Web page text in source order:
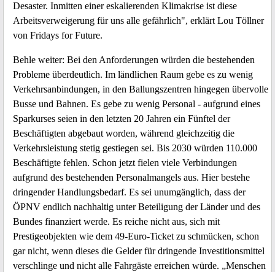
Desaster. Inmitten einer eskalierenden Klimakrise ist diese
Arbeitsverweigerung für uns alle gefährlich", erklärt Lou Töllner
von Fridays for Future.
Behle weiter: Bei den Anforderungen würden die bestehenden
Probleme überdeutlich. Im ländlichen Raum gebe es zu wenig
Verkehrsanbindungen, in den Ballungszentren hingegen übervolle
Busse und Bahnen. Es gebe zu wenig Personal - aufgrund eines
Sparkurses seien in den letzten 20 Jahren ein Fünftel der
Beschäftigten abgebaut worden, während gleichzeitig die
Verkehrsleistung stetig gestiegen sei. Bis 2030 würden 110.000
Beschäftigte fehlen. Schon jetzt fielen viele Verbindungen
aufgrund des bestehenden Personalmangels aus. Hier bestehe
dringender Handlungsbedarf. Es sei unumgänglich, dass der
ÖPNV endlich nachhaltig unter Beteiligung der Länder und des
Bundes finanziert werde. Es reiche nicht aus, sich mit
Prestigeobjekten wie dem 49-Euro-Ticket zu schmücken, schon
gar nicht, wenn dieses die Gelder für dringende Investitionsmittel
verschlinge und nicht alle Fahrgäste erreichen würde. „Menschen